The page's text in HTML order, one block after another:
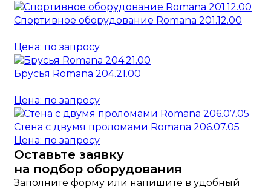
Спортивное оборудование Romana 201.12.00
Цена: по запросу
Брусья Romana 204.21.00
Цена: по запросу
Стена с двумя проломами Romana 206.07.05
Цена: по запросу
Оставьте заявку
на подбор оборудования
Заполните форму или напишите в удобный